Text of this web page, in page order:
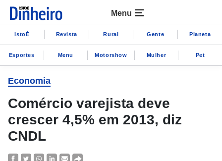
Menu
IstoÉ Revista Rural Gente Planeta
Esportes Menu Motorshow Mulher Pet
Economia
Comércio varejista deve
crescer 4,5% em 2013, diz
CNDL